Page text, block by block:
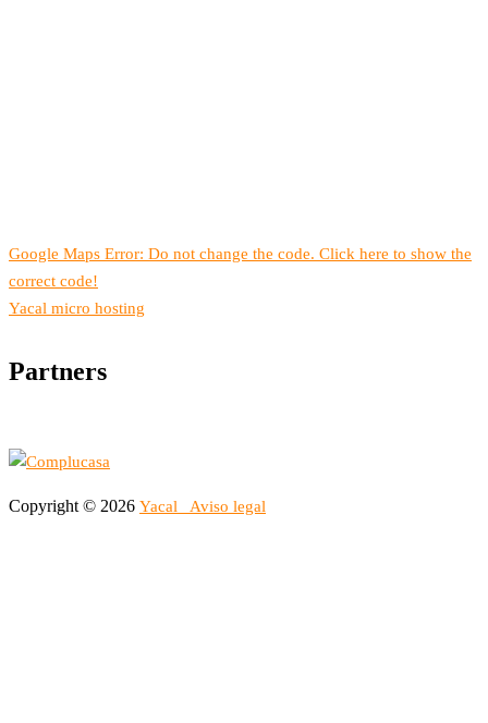
Google Maps Error: Do not change the code. Click here to show the
correct code!
Yacal micro hosting
Partners
Copyright © 2026 Yacal Aviso legal